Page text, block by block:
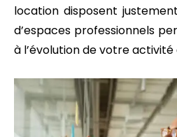
location disposent
d’espaces professionnels
à l’évolution de votre